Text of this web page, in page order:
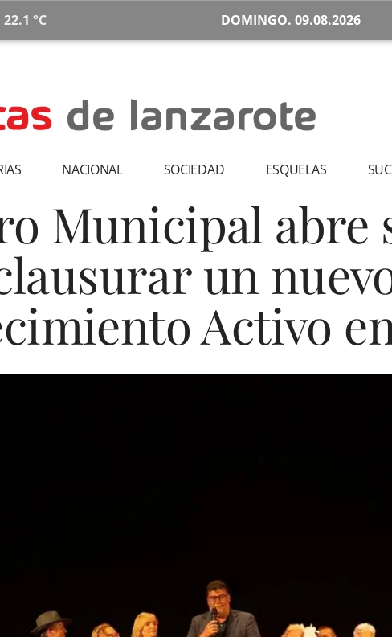
22.1 °C DOMINGO. 09.08.2026
NACIONAL SOCIEDAD ESQUELAS
Municipal abre
un
Activo